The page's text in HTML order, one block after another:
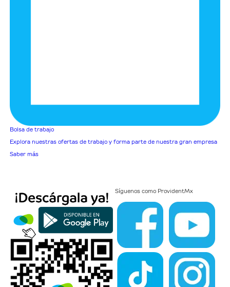
Bolsa de trabajo
Explora nuestras ofertas de trabajo y forma parte de nuestra gran empresa
Saber más
Síguenos como ProvidentMx